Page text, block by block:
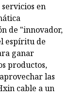
en
de "innovador,
espíritu de
ganar
productos,
las
cable a un